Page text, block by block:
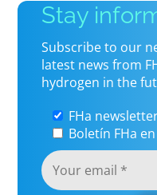
Stay
Subscribe to our
latest news from
hydrogen in the
FHa
Boletín FHa